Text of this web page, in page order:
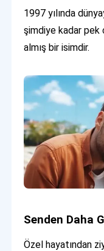
1997 yılında
şimdiye kadar
almış bir isimdir.
Senden Daha
Özel hayatından